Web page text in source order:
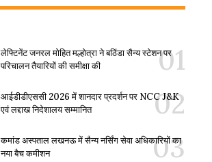
लेफ्टिनेंट जनरल मोहित मल्होत्रा ने बठिंडा सैन्य स्टेशन पर
परिचालन तैयारियों की समीक्षा की
आईडीडीएससी 2026 में शानदार प्रदर्शन पर NCC J&K
एवं लद्दाख निदेशालय सम्मानित
कमांड अस्पताल लखनऊ में सैन्य नर्सिंग सेवा अधिकारियों का
नया बैच कमीशन